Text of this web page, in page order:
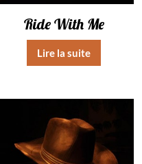
Ride With Me
Lire la suite